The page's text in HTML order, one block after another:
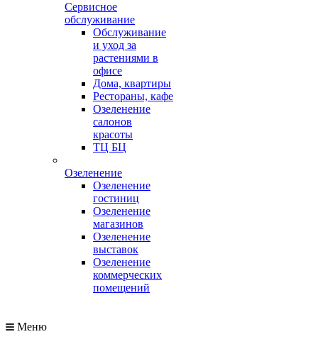
Сервисное
обслуживание
Обслуживание
и уход за
растениями в
офисе
Дома, квартиры
Рестораны, кафе
Озеленение
салонов
красоты
ТЦ БЦ
Озеленение
Озеленение
гостиниц
Озеленение
магазинов
Озеленение
выставок
Озеленение
коммерческих
помещений
Меню